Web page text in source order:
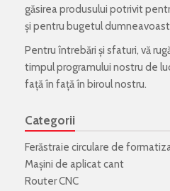
găsirea produsului potrivit
și pentru bugetul
Pentru întrebări și sfaturi, vă
timpul programului nostru de
față în față în biroul nostru.
Categorii
Ferăstraie circulare de
Mașini de aplicat cant
Router CNC